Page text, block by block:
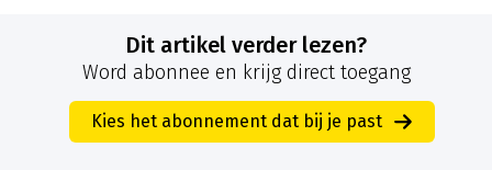
Dit artikel verder lezen?
Word abonnee en krijg direct toegang
Kies het abonnement dat bij je past